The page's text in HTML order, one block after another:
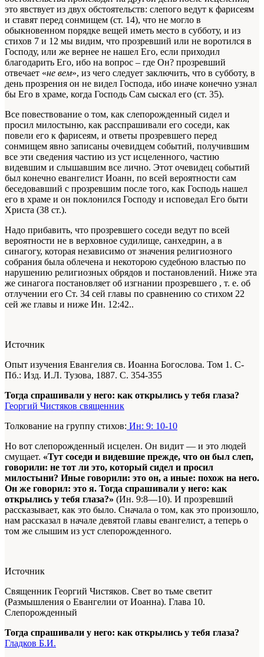
это явствует из двух обстоятельств: слепого ведут к фарисеям
и ставят перед сонмищем (ст. 14), что не могло в
обыкновенном порядке вещей иметь место в субботу, и из
стихов 7 и 12 мы видим, что прозревший или не воротился в
Господу, или же вернее не нашел Его, если приходил
благодарить Его, ибо на вопрос – где Он? прозревший
отвечает «не вем», из чего следует заключить, что в субботу, в
день прозрения он не видел Господа, ибо иначе конечно узнал
бы Его в храме, когда Господь Сам сыскал его (ст. 35).
Все повествование о том, как слепорожденный сидел и
просил милостыню, как расспрашивали его соседи, как
повели его к фарисеям, и ответы прозревшего перед
сонмищем явно записаны очевидцем событий, получившим
все эти сведения частию из уст исцеленного, частию
видевшим и слышавшим все лично. Этот очевидец событий
был конечно евангелист Иоанн, по всей вероятности сам
беседовавший с прозревшим после того, как Господь нашел
его в храме и он поклонился Господу и исповедал Его быти
Христа (38 ст.).
Надо прибавить, что прозревшего соседи ведут по всей
вероятности не в верховное судилище, санхедрин, а в
синагогу, которая независимо от значения религиозного
собрания была облечена и некоторою судебною властью по
нарушению религиозных обрядов и постановлений. Ниже эта
же синагога постановляет об изгнании прозревшего , т. е. об
отлучении его Ст. 34 сей главы по сравнению со стихом 22
сей же главы и ниже Ин. 12:42..
Источник
Опыт изучения Евангелия св. Иоанна Богослова. Том 1. С-
Пб.: Изд. И.Л. Тузова, 1887. С. 354-355
Тогда спрашивали у него: как открылись у тебя глаза?
Георгий Чистяков священник
Толкование на группу стихов: Ин: 9: 10-10
Но вот слепорожденный исцелен. Он видит — и это людей
смущает. «Тут соседи и видевшие прежде, что он был слеп,
говорили: не тот ли это, который сидел и просил
милостыни? Иные говорили: это он, а иные: похож на него.
Он же говорил: это я. Тогда спрашивали у него: как
открылись у тебя глаза?» (Ин. 9:8—10). И прозревший
рассказывает, как это было. Сначала о том, как это произошло,
нам рассказал в начале девятой главы евангелист, а теперь о
том же слышим из уст слепорожденного.
Источник
Священник Георгий Чистяков. Свет во тьме светит
(Размышления о Евангелии от Иоанна). Глава 10.
Слепорожденный
Тогда спрашивали у него: как открылись у тебя глаза?
Гладков Б.И.